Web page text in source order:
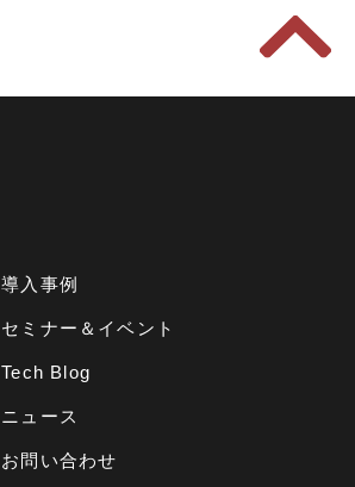
導入事例
セミナー＆イベント
Tech Blog
ニュース
お問い合わせ